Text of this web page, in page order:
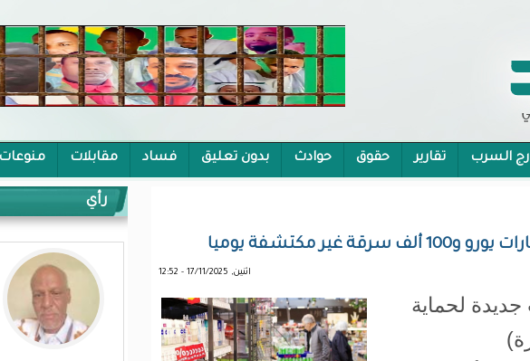
السرب تقارير حقوق حوادث بدون تعليق فساد مقابلات منوعات
اثنين, 17/11/2025 - 12:52
لحماية
رأي